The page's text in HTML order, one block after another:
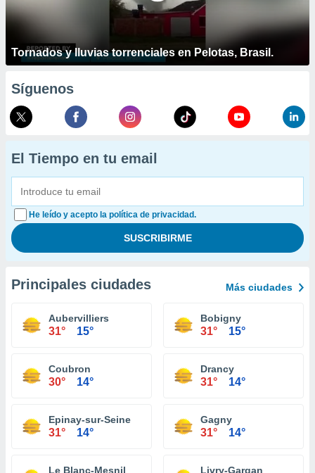
Tornados y lluvias torrenciales en Pelotas, Brasil.
Síguenos
El Tiempo en tu email
He leído y acepto la política de privacidad.
Principales ciudades Más ciudades
Aubervilliers
31° 15°
Bobigny
31° 15°
Coubron
30° 14°
Drancy
31° 14°
Epinay-sur-Seine
31° 14°
Gagny
31° 14°
Le Blanc-Mesnil Livry-Gargan